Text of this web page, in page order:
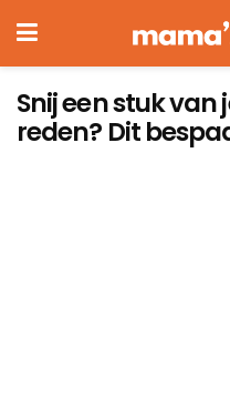
Snij een stuk van
reden? Dit